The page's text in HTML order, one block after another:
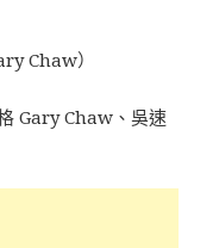
Chaw）
Gary Chaw、吳速